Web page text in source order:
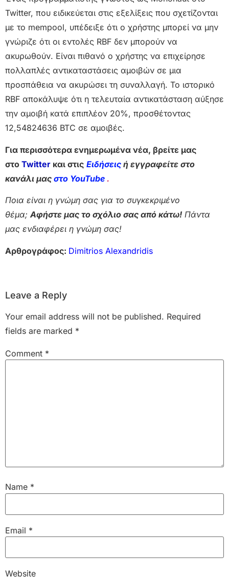
Twitter, που ειδικεύεται στις εξελίξεις που σχετίζονται
με το mempool, υπέδειξε ότι ο χρήστης μπορεί να μην
γνώριζε ότι οι εντολές RBF δεν μπορούν να
ακυρωθούν. Είναι πιθανό ο χρήστης να επιχείρησε
πολλαπλές αντικαταστάσεις αμοιβών σε μια
προσπάθεια να ακυρώσει τη συναλλαγή. Το ιστορικό
RBF αποκάλυψε ότι η τελευταία αντικατάσταση αύξησε
την αμοιβή κατά επιπλέον 20%, προσθέτοντας
12,54824636 BTC σε αμοιβές.
Για περισσότερα ενημερωμένα νέα, βρείτε μας
στο Twitter και στις Ειδήσεις ή εγγραφείτε στο
κανάλι μας στο YouTube .
Ποια είναι η γνώμη σας για το συγκεκριμένο
θέμα;Αφήστε μας το σχόλιο σας από κάτω! Πάντα
μας ενδιαφέρει η γνώμη σας!
Αρθρογράφος: Dimitrios Alexandridis
Leave a Reply
Your email address will not be published. Required
fields are marked *
Comment *
Name *
Email *
Website